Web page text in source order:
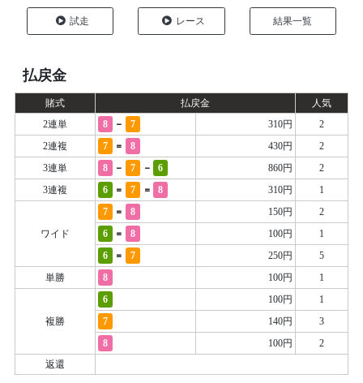
試走 レース 結果一覧
払戻金
賭式 払戻金
人気
2連単
8 - 7 310円
2
2連複
7 = 8 430円
2
3連単
8 - 7 - 6 860円
2
3連複
6 = 7 = 8 310円 1
ワイド
7 = 8 150円
2
6
= 8 100円
1
6
= 7 250円
5
単勝
8 100円 1
複勝
6 100円
1
7
140円
3
8
100円
2
返還